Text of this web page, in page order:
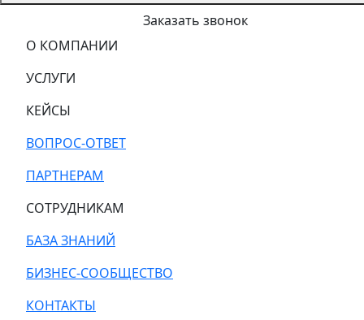
Заказать звонок
О КОМПАНИИ
УСЛУГИ
КЕЙСЫ
ВОПРОС-ОТВЕТ
ПАРТНЕРАМ
СОТРУДНИКАМ
БАЗА ЗНАНИЙ
БИЗНЕС-СООБЩЕСТВО
КОНТАКТЫ